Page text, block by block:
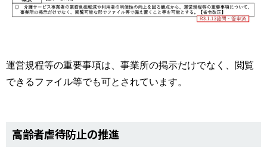
運営規程等の重要事項は、事業所の掲示だけでなく、閲覧
できるファイル等でも可とされています。
高齢者虐待防止の推進